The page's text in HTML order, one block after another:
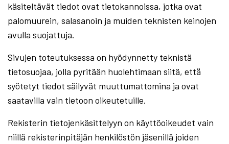
käsiteltävät tiedot ovat tietokannoissa, jotka ovat
palomuurein, salasanoin ja muiden teknisten keinojen
avulla suojattuja.
Sivujen toteutuksessa on hyödynnetty teknistä
tietosuojaa, jolla pyritään huolehtimaan siitä, että̈
syötetyt tiedot säilyvät muuttumattomina ja ovat
saatavilla vain tietoon oikeutetuille.
Rekisterin tietojenkäsittelyyn on käyttöoikeudet vain
niillä rekisterinpitäjän henkilöstön jäsenillä joiden